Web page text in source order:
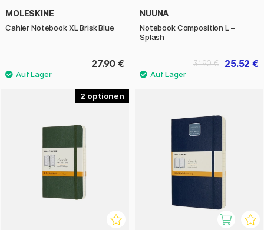
MOLESKINE
Cahier Notebook XL Brisk Blue
27.90 €
NUUNA
Notebook Composition L –
Splash
25.52 €
31.90 €
2